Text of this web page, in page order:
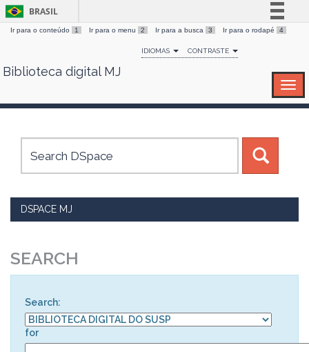
Skip
BRASIL
Simplifique!
Comunica BR
Canais
Ir para o conteúdo 1 Ir para o menu 2 Ir para a busca 3 Ir para o rodapé 4
IDIOMAS CONTRASTE
Biblioteca digital MJ
DSPACE MJ
SEARCH
Search:
for